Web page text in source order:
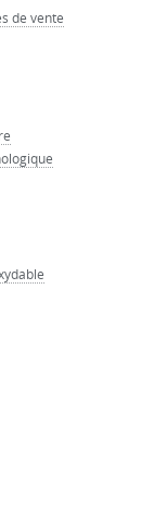
de vente